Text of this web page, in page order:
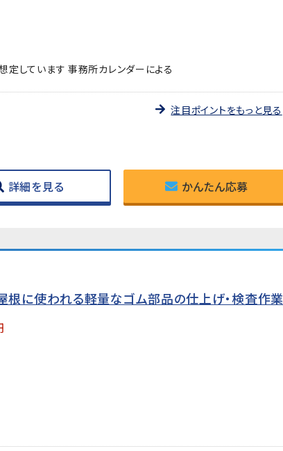
しています 事務所カレンダーによる
注目ポイントをもっと見る
詳細を見る かんたん応募
に使われる軽量なゴム部品の仕上げ・検査作業